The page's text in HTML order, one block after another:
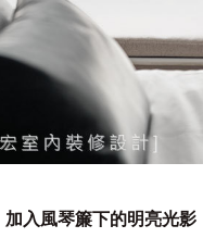
入風琴簾下的明亮光影